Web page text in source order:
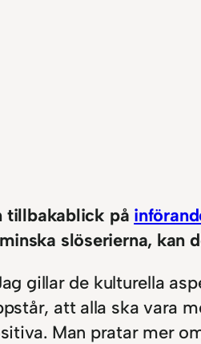
tillbakablick på
slöserierna, kan
gillar de kulturella
att alla ska vara
Man pratar mer